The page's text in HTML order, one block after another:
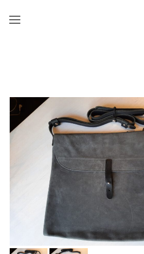
Ketten
Ohrringe
Ringe
Armbänder
Gold
Taschen
Kategorien
Designer Schmuck
Silber und co